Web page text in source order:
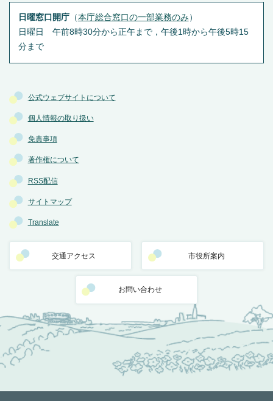
公式ウェブサイトについて
個人情報の取り扱い
免責事項
著作権について
RSS配信
サイトマップ
Translate
交通アクセス 市役所案内
お問い合わせ
日曜窓口開庁（本庁総合窓口の一部業務のみ ）
日曜日 午前8時30分から正午まで，午後1時から午後5時15
分まで